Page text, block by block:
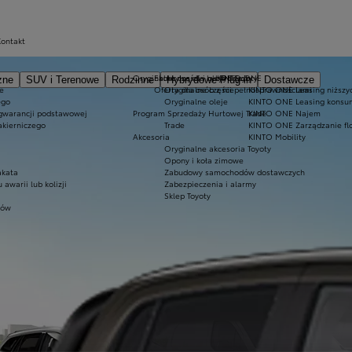
SUV i Terenowe Rodzinne Hybrydowe Plug-in
Dostawcze
Ekobonus dla hybryd Toyoty
Oferta dla osób z niepełnosprawnościami
KINTO ONE
KINTO ONE Leasing
KINTO ONE Leasing
KINTO ONE Najem
KINTO ONE Zarządzanie
KINTO Mobility
podstawowej
awarii lub kolizji
Oryginalne części i oleje Toyoty
Oryginalne części
Oryginalne oleje
Program Sprzedaży Hurtowej Trade
Trade
Akcesoria
Oryginalne akcesoria Toyoty
Opony i koła zimowe
Zabudowy samochodów dostawczych
Zabezpieczenia i alarmy
Sklep Toyoty